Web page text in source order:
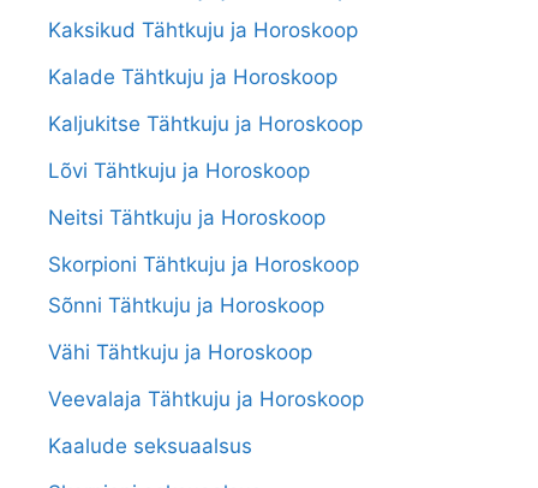
Kaksikud Tähtkuju ja Horoskoop
Kalade Tähtkuju ja Horoskoop
Kaljukitse Tähtkuju ja Horoskoop
Lõvi Tähtkuju ja Horoskoop
Neitsi Tähtkuju ja Horoskoop
Skorpioni Tähtkuju ja Horoskoop
Sõnni Tähtkuju ja Horoskoop
Vähi Tähtkuju ja Horoskoop
Veevalaja Tähtkuju ja Horoskoop
Kaalude seksuaalsus